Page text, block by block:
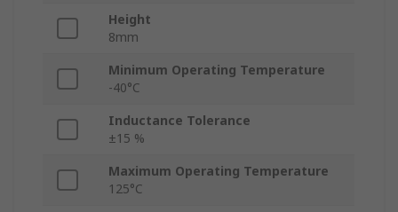
Height
8mm
Minimum Operating Temperature
-40°C
Inductance Tolerance
±15 %
Maximum Operating Temperature
125°C